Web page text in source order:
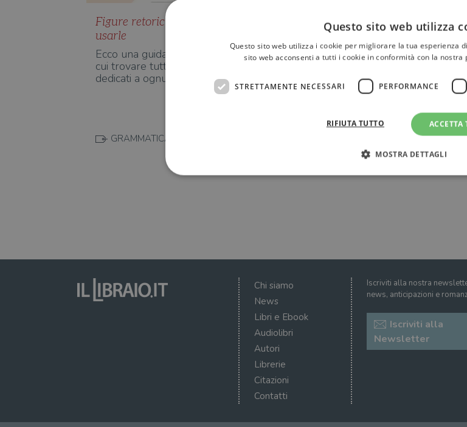
Figure retoriche: cosa sono e come
usarle
Ecco una guida alle figure retoriche, in
cui trovare tutti gli approfondimenti
dedicati a ognuna, co…
GRAMMATICA
Sinestesia: significato ed
della figura retorica “degli
La sinestesia è una figura
significato molto utilizzata sia in
campo letterario sia art…
Chi siamo
News
Libri e Ebook
Audiolibri
Autori
Librerie
Citazioni
Contatti
Iscriviti alla nostra
news, anticipazioni e
Iscriviti alla
Newsletter
Questo sito web utilizza
Questo sito web utilizza i cookie per migliorare la tua esperienza
sito web acconsenti a tutti i cookie in conformità con la nostra
STRETTAMENTE NECESSARI PERFORMANCE
ACCETTA
RIFIUTA TUTTO
MOSTRA DETTAGLI
Dominio
wordpress_test_cookie
Inc.
Sessione
WordPress imposta
cookie viene utilizzato per
consentire o rifiutare i
wordpress_sec_[hash] .illibraio.it Sessione
Usato per gestire la
wordpress_logged_in_[hash]
.illibraio.it Sessione
Usato per gestire la
CookieScriptConsent
1 mese Memorizza lo stato del
settimana
3 giorni